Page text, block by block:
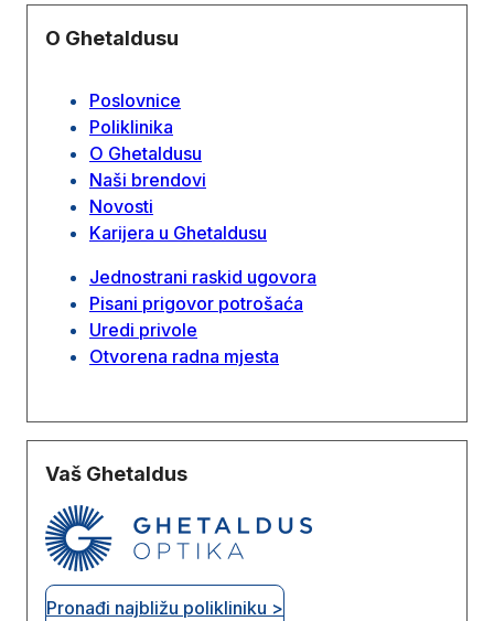
O Ghetaldusu
Poslovnice
Poliklinika
O Ghetaldusu
Naši brendovi
Novosti
Karijera u Ghetaldusu
Jednostrani raskid ugovora
Pisani prigovor potrošaća
Uredi privole
Otvorena radna mjesta
Vaš Ghetaldus
Pronađi najbližu polikliniku >